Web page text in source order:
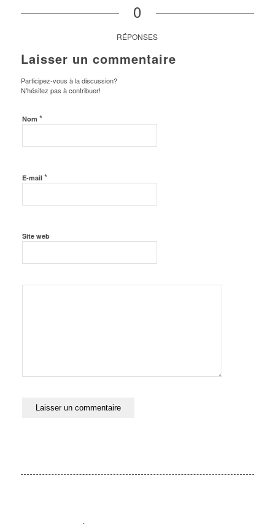
0
RÉPONSES
Laisser un commentaire
Participez-vous à la discussion?
N'hésitez pas à contribuer!
Nom *
E-mail *
Site web